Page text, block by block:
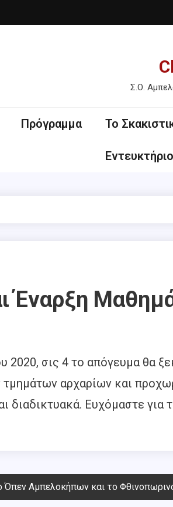
Σ.Ο.
Πρόγραμμα Το
Εντευκτήριο
Έναρξη
2020, σις 4 το απόγευμα θα
αρχαρίων και
διαδικτυακά. Ευχόμαστε
και το Φθινοπωρινό Όπεν Chess Square